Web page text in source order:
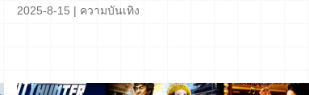
คุณ
2025-8-15 | ความบันเทิง